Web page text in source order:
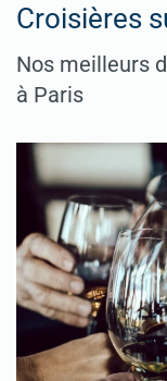
Croisières
Nos meilleurs
à Paris